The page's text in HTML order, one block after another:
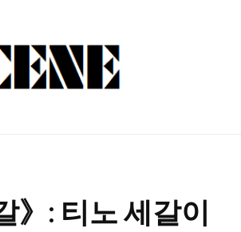
》: 티노 세갈이